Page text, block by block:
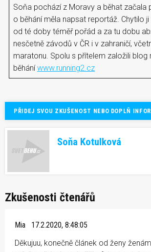
Soňa pochází z Moravy a běhat začala
o běhání měla napsat reportáž. Chytilo
od té doby téměř pořád a za tu dobu
nesčetně závodů v ČR i v zahraničí,
maratonu. Spolu s přítelem založili blog
běháníwww.running2.cz
PŘIDEJ SVOU ZKUŠENOST NEBO DOPLŇ
Soňa Kotulková
Zkušenosti čtenářů
Mia
17.2.2020, 8:48:05
Děkujuu, konečně článek od ženy